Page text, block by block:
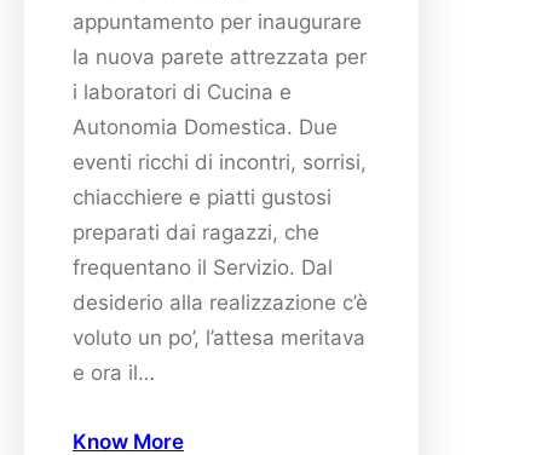
appuntamento per inaugurare
la nuova parete attrezzata per
i laboratori di Cucina e
Autonomia Domestica. Due
eventi ricchi di incontri, sorrisi,
chiacchiere e piatti gustosi
preparati dai ragazzi, che
frequentano il Servizio. Dal
desiderio alla realizzazione c’è
voluto un po’, l’attesa meritava
e ora il…
Know More